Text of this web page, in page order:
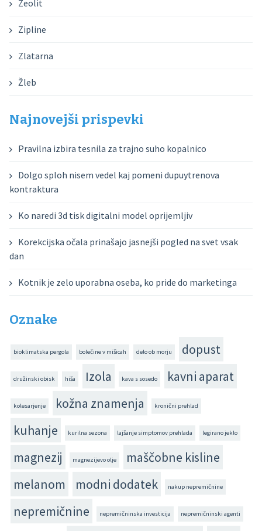
Zeolit
Zipline
Zlatarna
Žleb
Najnovejši prispevki
Pravilna izbira tesnila za trajno suho kopalnico
Dolgo sploh nisem vedel kaj pomeni dupuytrenova
kontraktura
Ko naredi 3d tisk digitalni model oprijemljiv
Korekcijska očala prinašajo jasnejši pogled na svet vsak
dan
Kotnik je zelo uporabna oseba, ko pride do marketinga
Oznake
bioklimatska pergola bolečine v mišicah delo ob morju dopust
družinski obisk hiša Izola kava s sosedo kavni aparat
kolesarjenje kožna znamenja kronični prehlad
kuhanje kurilna sezona lajšanje simptomov prehlada legirano jeklo
magnezij magnezijevo olje
maščobne kisline
melanom
modni dodatek nakup nepremičnine
nepremičnine nepremičninska investicija nepremičninski agenti